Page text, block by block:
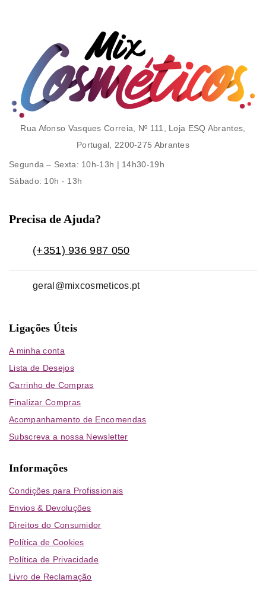
Rua Afonso Vasques Correia, Nº 111, Loja ESQ Abrantes,
Portugal, 2200-275 Abrantes
Segunda – Sexta: 10h-13h | 14h30-19h
Sábado: 10h - 13h
Precisa de Ajuda?
(+351) 936 987 050
geral@mixcosmeticos.pt
Ligações Úteis
A minha conta
Lista de Desejos
Carrinho de Compras
Finalizar Compras
Acompanhamento de Encomendas
Subscreva a nossa Newsletter
Informações
Condições para Profissionais
Envios & Devoluções
Direitos do Consumidor
Política de Cookies
Política de Privacidade
Livro de Reclamação